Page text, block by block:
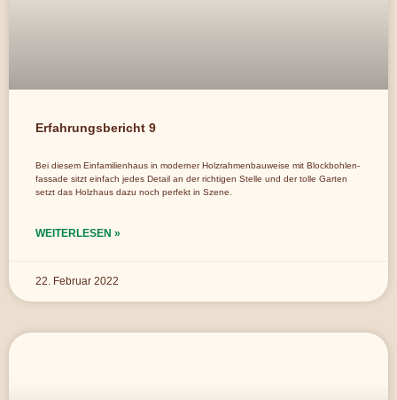
Erfahrungsbericht 9
Bei diesem Einfamilienhaus in moderner Holzrahmenbauweise mit Blockbohlen-
fassade sitzt einfach jedes Detail an der richtigen Stelle und der tolle Garten
setzt das Holzhaus dazu noch perfekt in Szene.
WEITERLESEN »
22. Februar 2022